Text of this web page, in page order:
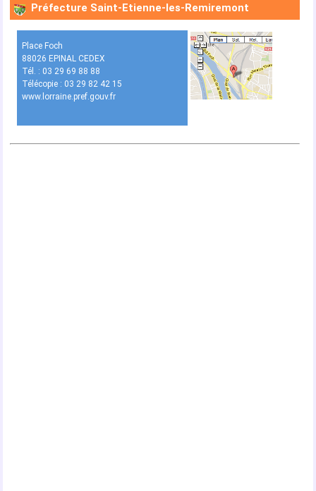
Préfecture Saint-Etienne-les-Remiremont
Place Foch
88026 EPINAL CEDEX
Tél. : 03 29 69 88 88
Télécopie : 03 29 82 42 15
www.lorraine.pref.gouv.fr